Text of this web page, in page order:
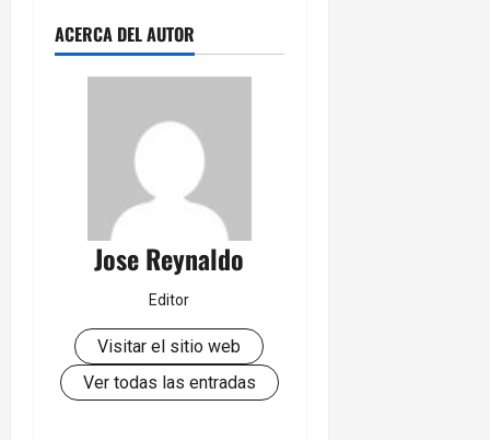
ACERCA DEL AUTOR
Jose Reynaldo
Editor
Visitar el sitio web
Ver todas las entradas